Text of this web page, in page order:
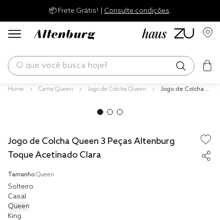
📦 Frete Grátis! | Consulte condições.
O que você busca hoje?
Cama Queen Jogo de Colcha Queen
Jogo de Colcha Q
Jogo de Colcha Queen 3 Peças Altenburg
Toque Acetinado Clara
Tamanho:Queen
Solteiro
Casal
Queen
King
jogos cama
tencel